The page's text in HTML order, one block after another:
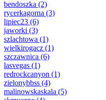
bendoszka (2)
rycerkagorna (3)
lipiec23 (6)
jaworki (3)
szlachtowa (1)
wielkirogacz (1)
szczawnica (6)
lasvegas (1)
redrockcanyon (1)
zielonybbss (4)
malinowskaskala (5)